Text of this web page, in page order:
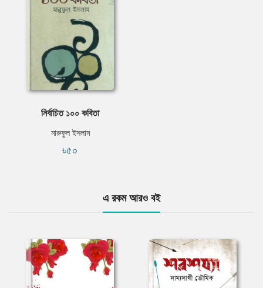
নির্বাচিত ১০০ কবিতা
মারুফুল ইসলাম
৳৫০
এ রকম আরও বই